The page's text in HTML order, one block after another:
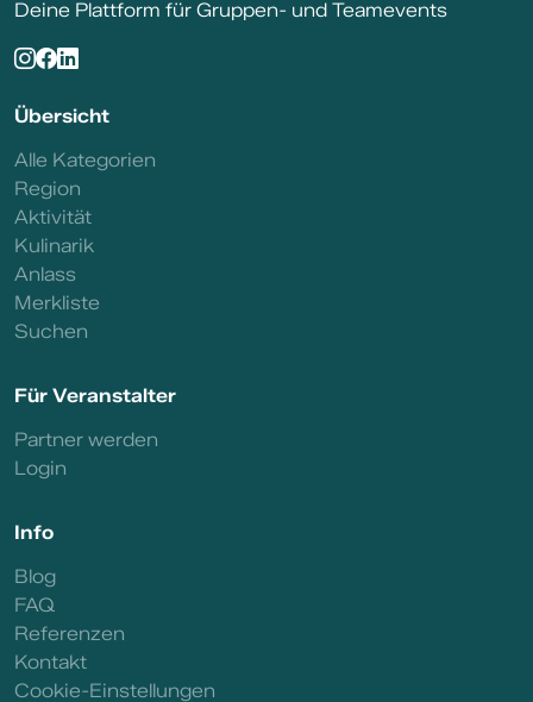
Deine Plattform für Gruppen- und Teamevents
Übersicht
Alle Kategorien
Region
Aktivität
Kulinarik
Anlass
Merkliste
Suchen
Für Veranstalter
Partner werden
Login
Info
Blog
FAQ
Referenzen
Kontakt
Cookie-Einstellungen